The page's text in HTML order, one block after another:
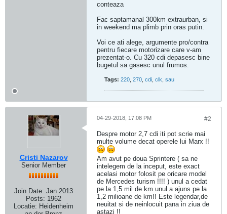
conteaza
Fac saptamanal 300km extraurban, si
in weekend ma plimb prin oras putin.
Voi ce ati alege, argumente pro/contra
pentru fiecare motorizare care v-am
prezentat-o. Cu 320 cdi depasesc bine
bugetul sa gasesc unul frumos.
Tags: 220 270 cdi clk sau
Cristi Nazarov
Senior Member
Join Date: Jan 2013
Posts: 1962
Locatie: Heidenheim
#2
04-29-2018, 17:08 PM
Despre motor 2,7 cdi iti pot scrie mai
multe volume decat operele lui Marx !!
Am avut pe doua Sprintere ( sa ne
intelegem de la inceput, este exact
acelasi motor folosit pe oricare model
de Mercedes turism !!!! ) unul a cedat
pe la 1,5 mil de km unul a ajuns pe la
1,2 milioane de km!! Este legendar,de
neuitat si de neinlocuit pana in ziua de
astazi !!